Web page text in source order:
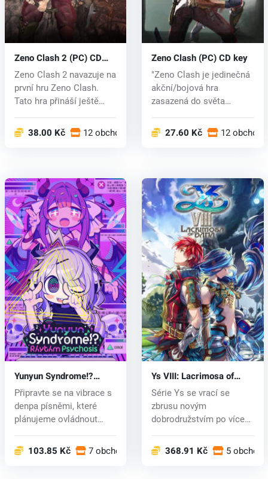
Zeno Clash 2 (PC) CD
key
Zeno Clash 2 navazuje na
první hru Zeno Clash.
Tato hra přináší ještě
38.00 Kč 12 obchodech
Zeno Clash (PC) CD key
"Zeno Clash je jedinečná
akční/bojová hra
zasazená do světa
27.60 Kč 12
Yunyun Syndrome!?
Rhythm Psychosis (PC)
key
Připravte se na vibrace s
denpa písněmi, které
plánujeme ovládnout
103.85 Kč 7 obchodech
Ys VIII: Lacrimosa of
DANA (PC) CD key
Série Ys se vrací se
zbrusu novým
dobrodružstvím po více
368.91 Kč 5